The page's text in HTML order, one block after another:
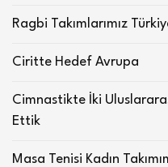
Ragbi Takımlarımız
Ciritte Hedef Avrupa
Cimnastikte İki
Ettik
Masa Tenisi Kadın